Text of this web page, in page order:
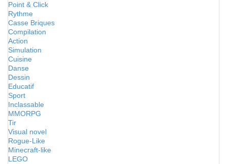
Point & Click
Rythme
Casse Briques
Compilation
Action
Simulation
Cuisine
Danse
Dessin
Educatif
Sport
Inclassable
MMORPG
Tir
Visual novel
Rogue-Like
Minecraft-like
LEGO